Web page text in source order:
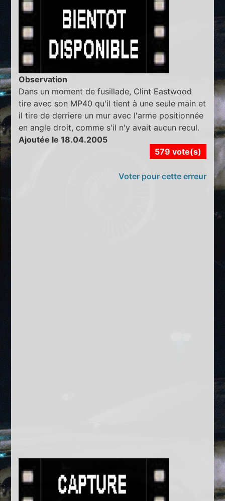
Observation
Dans un moment de fusillade, Clint Eastwood
tire avec son MP40 qu'il tient à une seule main et
il tire de derriere un mur avec l'arme positionnée
en angle droit, comme s'il n'y avait aucun recul.
Ajoutée le 18.04.2005
579 vote(s)
Voter pour cette erreur